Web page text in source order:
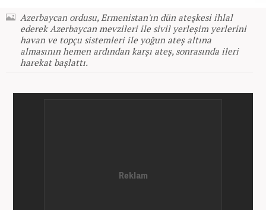
Azerbaycan ordusu, Ermenistan'ın dün ateşkesi ihlal
ederek Azerbaycan mevzileri ile sivil yerleşim yerlerini
havan ve topçu sistemleri ile yoğun ateş altına
almasının hemen ardından karşı ateş, sonrasında ileri
harekat başlattı.